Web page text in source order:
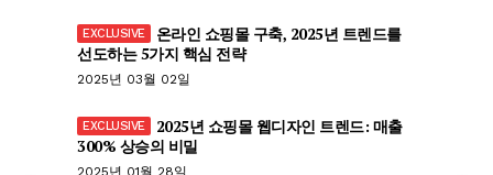
온라인 쇼핑몰 구축, 2025년 트렌드를
선도하는 5가지 핵심 전략
2025년 03월 02일
2025년 쇼핑몰 웹디자인 트렌드: 매출
300% 상승의 비밀
2025년 01월 28일